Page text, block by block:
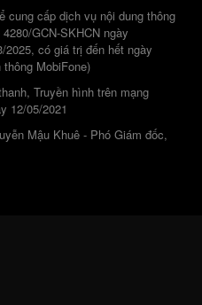
cung cấp dịch vụ nội dung thông
GCN-SKHCN ngày
2025, có giá trị đến hết ngày
MobiFone)
Truyền hình trên mạng
12/05/2021
Mậu Khuê - Phó Giám đốc,